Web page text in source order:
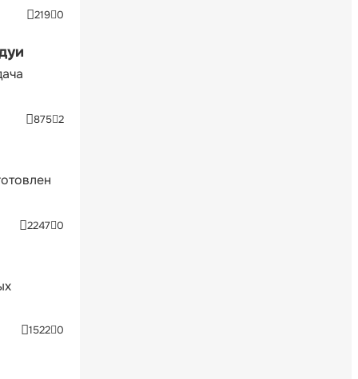
219 0
875 2
2247 0
1522 0